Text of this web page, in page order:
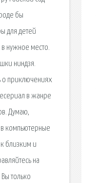
бы
для детей
нужное место.
ниндзя.
о приключениях
в жанре
Думаю,
в компьютерные
близким и
на
только